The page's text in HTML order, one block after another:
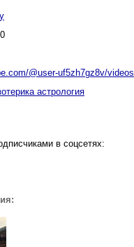
@user-uf5zh7gz8v/videos
астрология
в соцсетях: